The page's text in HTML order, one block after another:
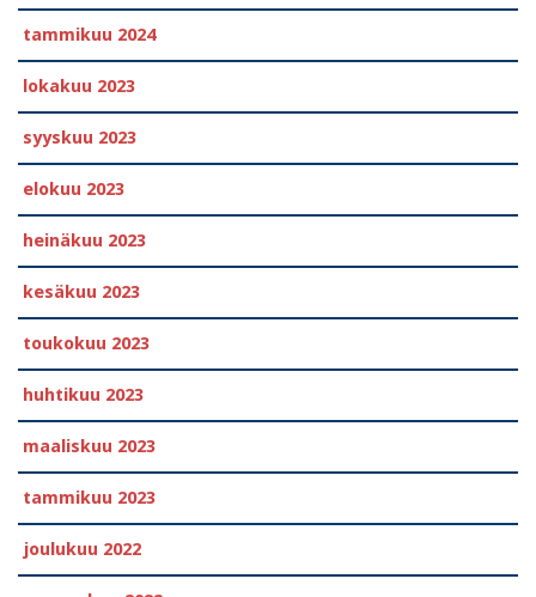
tammikuu 2024
lokakuu 2023
syyskuu 2023
elokuu 2023
heinäkuu 2023
kesäkuu 2023
toukokuu 2023
huhtikuu 2023
maaliskuu 2023
tammikuu 2023
joulukuu 2022